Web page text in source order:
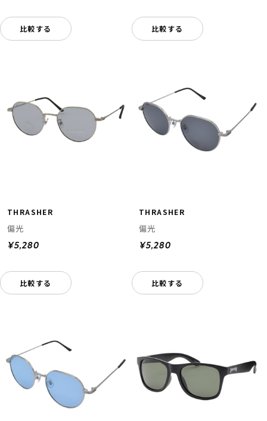
比較する 比較する
THRASHER
偏光
¥5,280
比較する
THRASHER
偏光
¥5,280
比較する